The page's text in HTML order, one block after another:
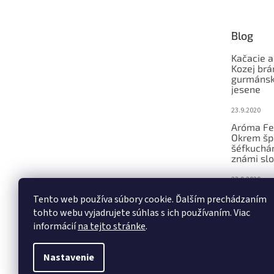
Tento web používa súbory cookie. Ďalším prechádzaním
tohto webu vyjadrujete súhlas s ich používaním. Viac
informáciína tejto stránke.
Nastavenie
Blog
Kačacie
Kozej
jesene
23.9.2020
Aróma
Okrem
známi
23.9.2020